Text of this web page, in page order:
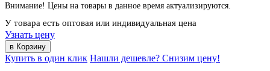
Внимание! Цены на товары в данное время актуализируются.
У товара есть оптовая или индивидуальная цена
Узнать цену
Купить в один клик Нашли дешевле? Снизим цену!